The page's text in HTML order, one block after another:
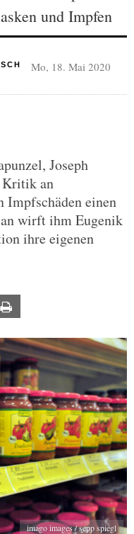
und Impfen
Mo, 18. Mai 2020
Joseph
an
Impfschäden einen
wirft ihm Eugenik
ihre eigenen
imago images / sepp spiegl